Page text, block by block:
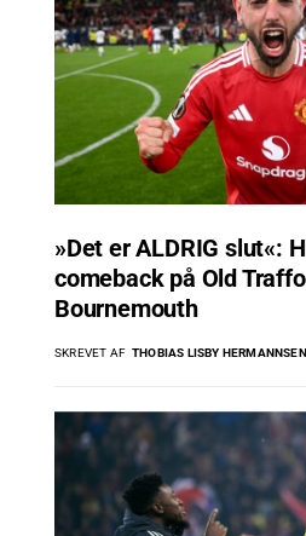
»Det er ALDRIG slut«:
comeback på Old
Bournemouth
SKREVET AF THOBIAS LISBY HERMANNSEN